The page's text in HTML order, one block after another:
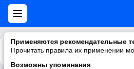
Применяются рекомендательные
Прочитать правила их применении
Возможны упоминания
Каталог Рекомендации